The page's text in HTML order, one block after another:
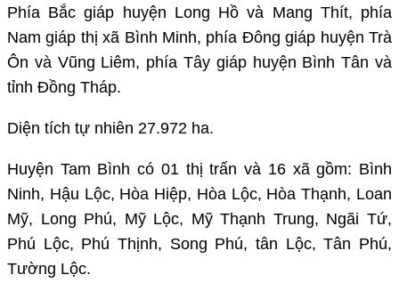
Phía Bắc giáp huyện Long Hồ và Mang Thít, phía
Nam giáp thị xã Bình Minh, phía Đông giáp huyện Trà
Ôn và Vũng Liêm, phía Tây giáp huyện Bình Tân và
tỉnh Đồng Tháp.
Diện tích tự nhiên 27.972 ha.
Huyện Tam Bình có 01 thị trấn và 16 xã gồm: Bình
Ninh, Hậu Lộc, Hòa Hiệp, Hòa Lộc, Hòa Thạnh, Loan
Mỹ, Long Phú, Mỹ Lộc, Mỹ Thạnh Trung, Ngãi Tứ,
Phú Lộc, Phú Thịnh, Song Phú, tân Lộc, Tân Phú,
Tường Lộc.